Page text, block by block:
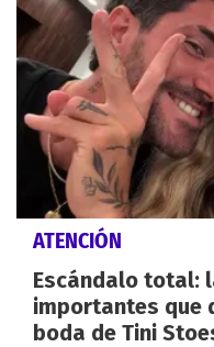
ATENCIÓN
Escándalo total:
importantes que
boda de Tini